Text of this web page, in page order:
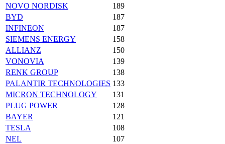
NOVO NORDISK
189
BYD
187
INFINEON
187
SIEMENS ENERGY
158
ALLIANZ
150
VONOVIA
139
RENK GROUP
138
PALANTIR TECHNOLOGIES 133
MICRON TECHNOLOGY
131
PLUG POWER
128
BAYER
121
TESLA
108
NEL
107